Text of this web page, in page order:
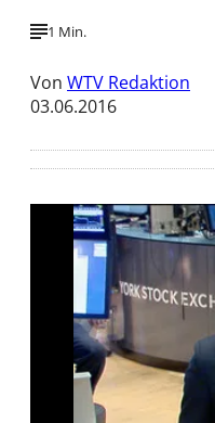
1 Min.
Von WTV Redaktion
03.06.2016
Mit der
Daten an
Hinweise dazu